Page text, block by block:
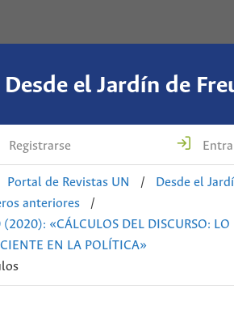
Desde el Jardín de
Registrarse
Portal de Revistas UN /
Desde el
anteriores
/
«CÁLCULOS DEL DISCURSO: LO
EN LA POLÍTICA»